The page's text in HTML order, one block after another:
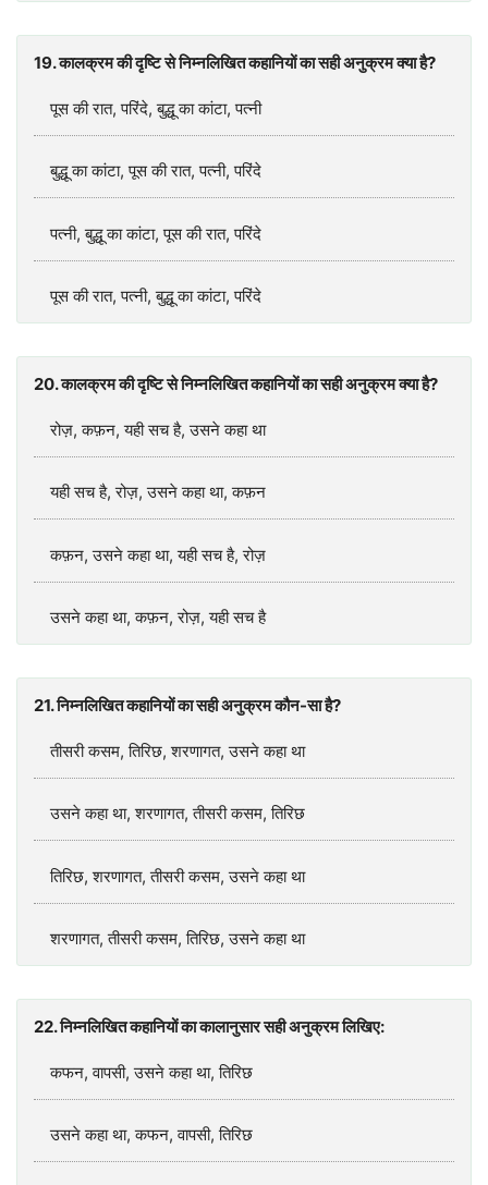
19. कालक्रम की दृष्टि से निम्नलिखित कहानियों का सही अनुक्रम क्या है?
पूस की रात, परिंदे, बुद्धू का कांटा, पत्नी
बुद्धू का कांटा, पूस की रात, पत्नी, परिंदे
पत्नी, बुद्धू का कांटा, पूस की रात, परिंदे
पूस की रात, पत्नी, बुद्धू का कांटा, परिंदे
20. कालक्रम की दृष्टि से निम्नलिखित कहानियों का सही अनुक्रम क्‍या है?
रोज़, कफ़न, यही सच है, उसने कहा था
यही सच है, रोज़, उसने कहा था, कफ़न
कफ़न, उसने कहा था, यही सच है, रोज़
उसने कहा था, कफ़न, रोज़, यही सच है
21. निम्नलिखित कहानियों का सही अनुक्रम कौन-सा है?
तीसरी कसम, तिरिछ, शरणागत, उसने कहा था
उसने कहा था, शरणागत, तीसरी कसम, तिरिछ
तिरिछ, शरणागत, तीसरी कसम, उसने कहा था
शरणागत, तीसरी कसम, तिरिछ, उसने कहा था
22. निम्नलिखित कहानियों का कालानुसार सही अनुक्रम लिखिए:
कफन, वापसी, उसने कहा था, तिरिछ
उसने कहा था, कफन, वापसी, तिरिछ